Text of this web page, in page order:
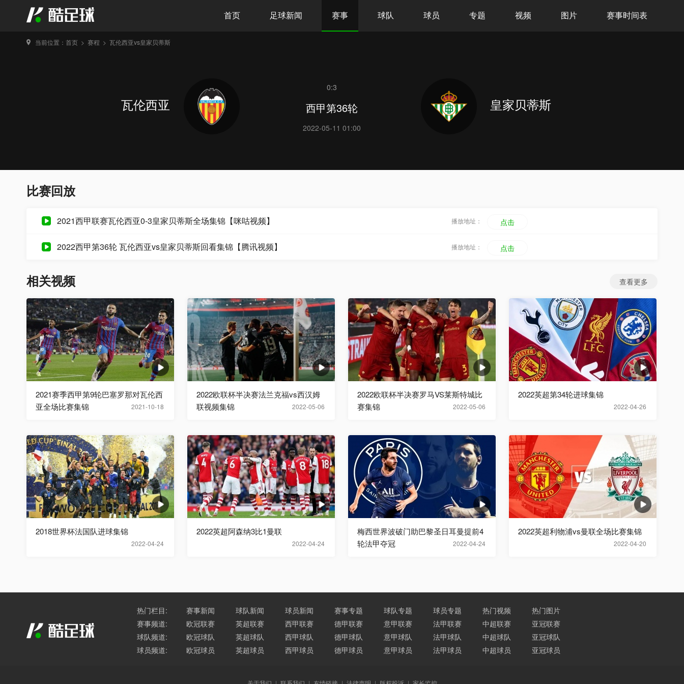
首页 足球新闻 赛事 球队 球员 专题 视频 图片 赛事时间表
当前位置： 首页 > 赛程 > 瓦伦西亚vs皇家贝蒂斯
瓦伦西亚
0:3
西甲第36轮
2022-05-11 01:00
皇家贝蒂斯
比赛回放
2021西甲联赛瓦伦西亚0-3皇家贝蒂斯全场集锦【咪咕视频】 播放地址： 点击
2022西甲第36轮 瓦伦西亚vs皇家贝蒂斯回看集锦【腾讯视频】 播放地址： 点击
相关视频 查看更多
2021-10-18
2021赛季西甲第9轮巴塞罗那对瓦伦西
亚全场比赛集锦
2022-05-06
2022欧联杯半决赛法兰克福vs西汉姆
联视频集锦
2022-05-06
2022欧联杯半决赛罗马VS莱斯特城比
赛集锦
2022-04-26
2022英超第34轮进球集锦
2022-04-24
2018世界杯法国队进球集锦
2022-04-24
2022英超阿森纳3比1曼联
2022-04-24
梅西世界波破门助巴黎圣日耳曼提前4
轮法甲夺冠
2022-04-20
2022英超利物浦vs曼联全场比赛集锦
热门栏目: 赛事新闻 球队新闻 球员新闻 赛事专题 球队专题 球员专题 热门视频
热门图片
赛事频道:
欧冠联赛 英超联赛 西甲联赛 德甲联赛 意甲联赛 法甲联赛 中超联赛
亚冠联赛
球队频道:
欧冠球队 英超球队 西甲球队 德甲球队 意甲球队 法甲球队 中超球队
亚冠球队
球员频道:
欧冠球员 英超球员 西甲球员 德甲球员 意甲球员 法甲球员 中超球员 亚冠球员